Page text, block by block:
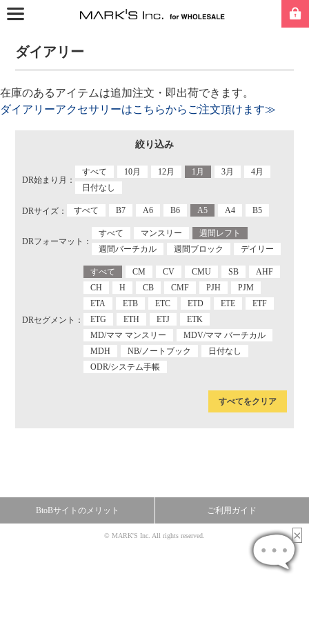
ダイアリー
在庫のあるアイテムは追加注文・即出荷できます。
ダイアリーアクセサリーはこちらからご注文頂けます≫
絞り込み
DR始まり月：
すべて 10月 12月 1月 3月
4月
日付なし
DRサイズ： すべて B7 A6 B6 A5 A4 B5
DRフォーマット：
すべて マンスリー
週間レフト
週間バーチカル
週間ブロック デイリー
DRセグメント：
すべて CM CV CMU SB
AHF
CH
H CB CMF PJH
PJM
ETA
ETB ETC ETD ETE
ETF
ETG
ETH ETJ
ETK
MD/ママ マンスリー
MDV/ママ バーチカル
MDH
NB/ノートブック
日付なし
ODR/システム手帳
すべてをクリア
BtoBサイトのメリット ご利用ガイド
© MARK'S Inc. All rights reserved.